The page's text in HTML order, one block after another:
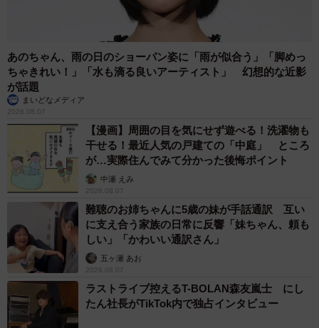
あのちゃん、雨の日のショーパン姿に「雨が似合う」「脚めっ
ちゃきれい！」「水も滴る良いアーティスト」 幻想的な近影
が話題
まいどなメディア
2026.08.07
【漫画】周囲の目を気にせず遊べる！洗濯物も
干せる！最近人気の戸建ての「中庭」 ところ
が…実際住んでみて分かった後悔ポイント
中瀬 えみ
2026.08.07
難聴のお姉ちゃんに5歳の妹が手話通訳 互い
に支え合う家族の日常に反響「妹ちゃん、頼も
しい」「かわいい通訳さん」
五ヶ瀬 あお
2026.08.07
ラストライブ控えるT-BOLAN森友嵐士 にし
たん社長がTikTok内で独占インタビュー